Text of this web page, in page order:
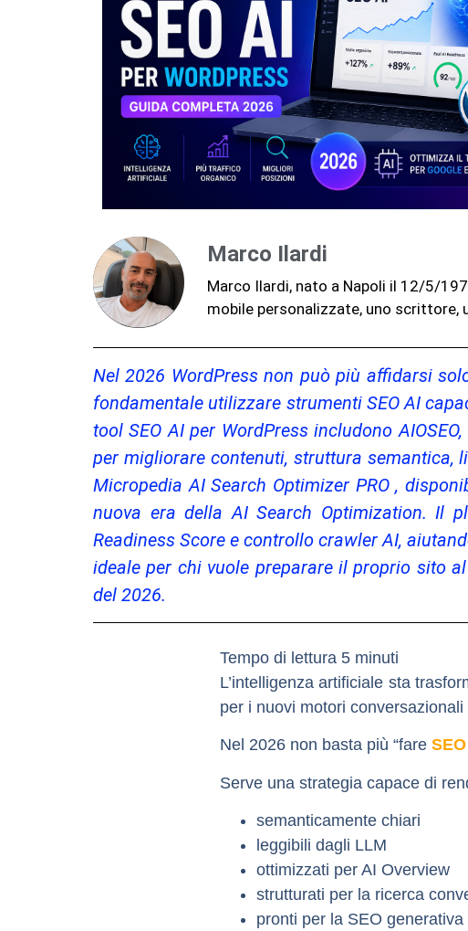
Marco Ilardi
Marco Ilardi, nato a Napoli il 12/5/
mobile personalizzate, uno scrittore,
Nel 2026 WordPress non può più affidarsi
fondamentale utilizzare strumenti SEO AI
tool SEO AI per WordPress includono
per migliorare contenuti, struttura semantica,
Micropedia AI Search Optimizer PRO ,
nuova era della AI Search Optimization. Il
Readiness Score e controllo crawler AI,
ideale per chi vuole preparare il proprio sito
del 2026.
L’intelligenza artificiale sta
per i nuovi motori
Nel 2026 non basta più “fare SEO
Serve una strategia capace di
semanticamente chiari
leggibili dagli LLM
ottimizzati per AI Overview
strutturati per la ricerca
pronti per la SEO generativa